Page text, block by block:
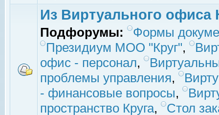
Из Виртуального офиса
Подфорумы:
Формы
Президиум МОО "Круг",
офис - персонал,
проблемы управления,
- финансовые вопросы,
пространство Круга,
Стол